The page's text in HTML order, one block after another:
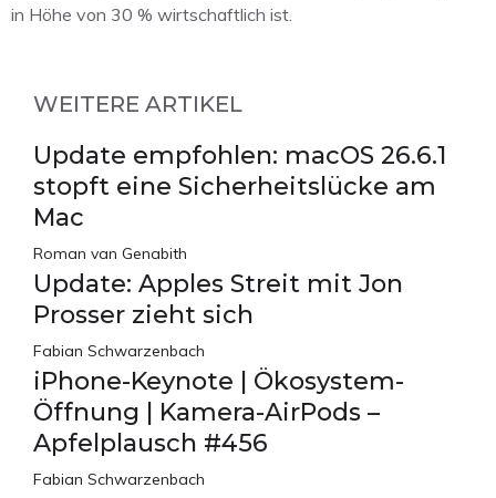
in Höhe von 30 % wirtschaftlich ist.
WEITERE ARTIKEL
Update empfohlen: macOS 26.6.1
stopft eine Sicherheitslücke am
Mac
Roman van Genabith
Update: Apples Streit mit Jon
Prosser zieht sich
Fabian Schwarzenbach
iPhone-Keynote | Ökosystem-
Öffnung | Kamera-AirPods –
Apfelplausch #456
Fabian Schwarzenbach